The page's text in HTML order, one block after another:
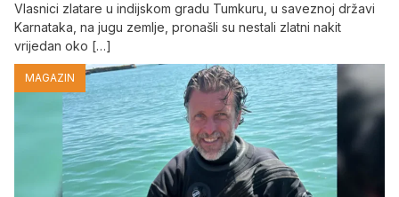
Vlasnici zlatare u indijskom gradu Tumkuru, u saveznoj državi
Karnataka, na jugu zemlje, pronašli su nestali zlatni nakit
vrijedan oko […]
MAGAZIN